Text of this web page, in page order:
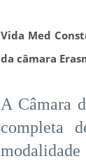
Vida Med
da câmara
A Câmara
completa